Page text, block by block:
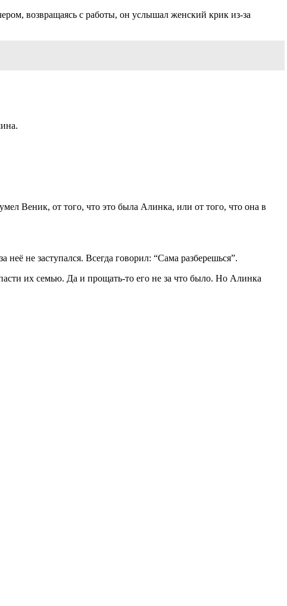
возвращаясь с работы, он услышал женский крик из-за
Веник, от того, что это была Алинка, или от того, что она в
не заступался. Всегда говорил: “Сама разберешься”.
их семью. Да и прощать-то его не за что было. Но Алинка